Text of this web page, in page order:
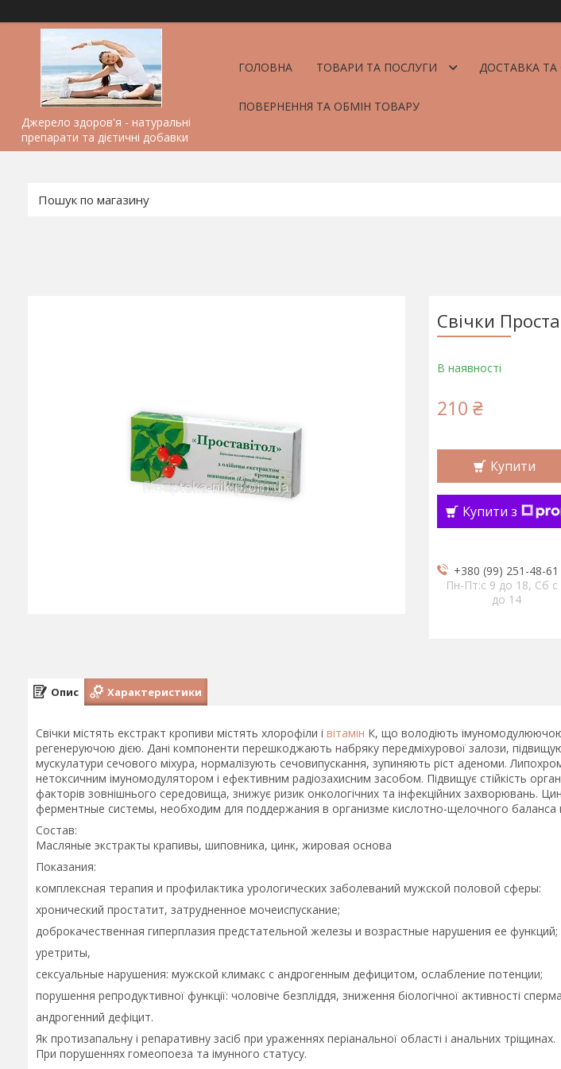
Джерело здоров'я - натуральні
препарати та дієтичні добавки
ГОЛОВНА ТОВАРИ ТА ПОСЛУГИ ДОСТАВКА ТА
ПОВЕРНЕННЯ ТА ОБМІН ТОВАРУ
Свічки
В наявності
210 ₴
Купити
Купити з
+380 (99) 251-48-61
Пн-Пт:c 9 до 18, Сб с
до 14
Опис Характеристики
Свічки містять екстракт кропиви містять хлорофіли і вітамін К, що володіють
регенеруючою дією. Дані компоненти перешкоджають набряку передміхурової залози,
мускулатури сечового міхура, нормалізують сечовипускання, зупиняють ріст аденоми.
нетоксичним імуномодулятором і ефективним радіозахисним засобом. Підвищує стійкість
факторів зовнішнього середовища, знижує ризик онкологічних та інфекційних захворювань.
ферментные системы, необходим для поддержания в организме кислотно-щелочного баланса
Состав:
Масляные экстракты крапивы, шиповника, цинк, жировая основа
Показания:
комплексная терапия и профилактика урологических заболеваний мужской половой сферы:
хронический простатит, затрудненное мочеиспускание;
доброкачественная гиперплазия предстательной железы и возрастные нарушения ее функций;
уретриты,
сексуальные нарушения: мужской климакс с андрогенным дефицитом, ослабление потенции;
порушення репродуктивної функції: чоловіче безпліддя, зниження біологічної активності
андрогенний дефіцит.
Як протизапальну і репаративну засіб при ураженнях періанальної області і анальних тріщинах.
При порушеннях гомеопоеза та імунного статусу.